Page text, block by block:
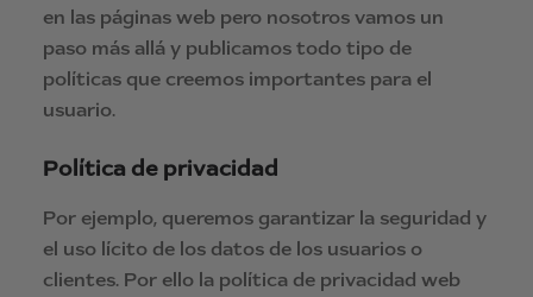
en las páginas web pero nosotros vamos un
paso más allá y publicamos todo tipo de
políticas que creemos importantes para el
usuario.
Política de privacidad
Por ejemplo, queremos garantizar la seguridad y
el uso lícito de los datos de los usuarios o
clientes. Por ello la política de privacidad web